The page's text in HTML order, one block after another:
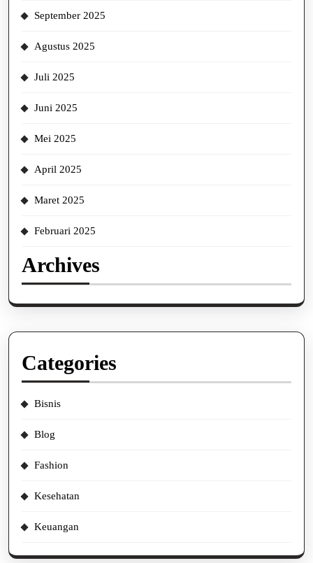
September 2025
Agustus 2025
Juli 2025
Juni 2025
Mei 2025
April 2025
Maret 2025
Februari 2025
Archives
Categories
Bisnis
Blog
Fashion
Kesehatan
Keuangan